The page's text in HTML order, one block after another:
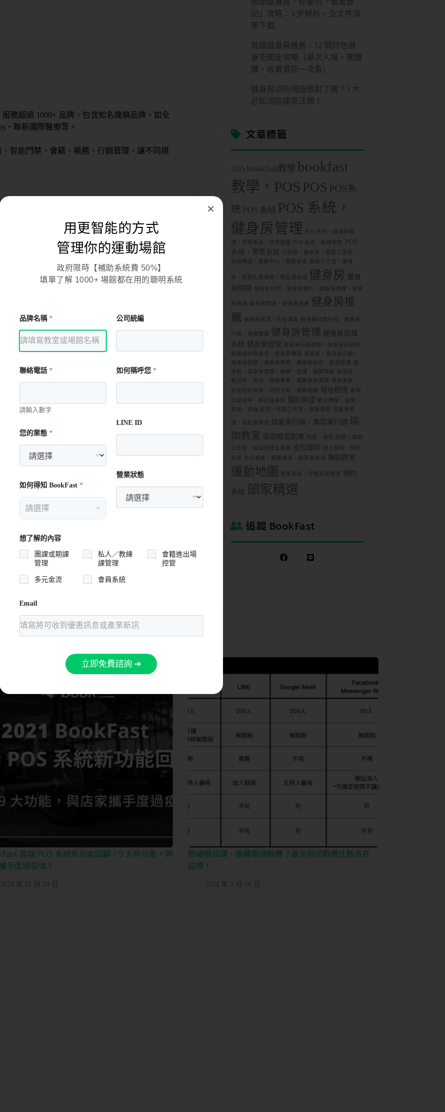
務超過 1000+ 品牌，包含知名連鎖品牌，如全
、聯新國際醫療等。
智能門禁、會籍、帳務、行銷管理，讓不同規
健身房防疫期間審視業務的 5 大重點：除了線
上課程外，你還需要注意！
想開健身房？你要的「營業登
記」攻略：3 步解析 + 全文件清
單下載
高雄健身房推薦｜12 間特色健
身空間全攻略（單次入場・團體
課・收費資訊一次看）
健身房消防措施做對了嗎？3 大
必知消防建築法規！
文章標籤
2025 bookfast教學 bookfast
教學，POS POS POS系
統 POS 系統 POS 系統，
健身房管理
POS 系統，健身房管
理，疫情專區，疫情營運
POS 系統，無線零售
POS
系統，零售系統
三倍券，健身房，振興三倍券，
瑜珈教室，運動中心，運動業者
健身工作室，健身
房，客製化健身房，精品健身房 健身房 健身
房倒閉
健身房利潤，健身房獲利，健身房管理，健身
房賺錢 健身房問題，健身房退費 健身房推
薦
健身房清潔，防疫專區 健身房社群行銷，健身房
行銷，疫情營運 健身房管理 健身房管理
系統 健身房經營
健身房行銷策略，健身房行銷術
健身房財務管理，健身房賺錢
健身房，健身房企劃，
健身房問題，健身房策略，健身房防疫，疫情營運
身房，健身房管理，教練，直播，運動場館
健身房，
動滋券，瑜珈，運動業者，運動業者振興
健身業者，
新型冠狀病毒，紓困方案，運動團體
場地租借 客製
化健身房，精品健身房
履約保證
數位轉型，瑜伽，
瑜珈，瑜珈 經營，瑜珈工作室，運動場館
理髮業管
理，美髮業管理 理髮業行銷，美容業行銷 瑜
珈教室 瑜珈教室創業
瑜珈，瑜珈 經營，瑜珈
工作室，瑜珈營運企劃書
皮拉提斯
線上預約，預約
系統
老年健身，銀髮健身，銀髮健身房 舞蹈教室
運動地圖 零售系統，零售系統管理 預約
系統 頭家精選
追蹤 BookFast
雲端 POS 系統新功能回顧：9 大新功能，與
手度過疫情！
2024 年 11 月 29 日
想做視訊課，推薦哪個軟體？最全視訊軟體比較表在
這裡！
2024 年 5 月 18 日
用更智能的方式
管理你的運動場館
政府限時【補助系統費 50%】
填單了解 1000+ 場館都在用的聰明系統
品牌名稱 *
聯絡電話 *
請輸入數字
您的業態 *
如何得知 BookFast *
公司統編
如何稱呼您 *
LINE ID
營業狀態
想了解的內容
團課或期課
管理
私人／教練
課管理
會籍進出場
控管
多元金流 會員系統
Email
立即免費諮詢 ➔
✕